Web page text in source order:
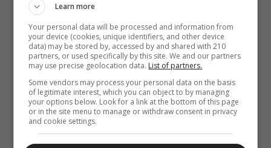
Learn more
Your personal data will be processed and information from
your device (cookies, unique identifiers, and other device
data) may be stored by, accessed by and shared with 210
partners, or used specifically by this site. We and our partners
may use precise geolocation data. List of partners.
Some vendors may process your personal data on the basis
of legitimate interest, which you can object to by managing
your options below. Look for a link at the bottom of this page
or in the site menu to manage or withdraw consent in privacy
and cookie settings.